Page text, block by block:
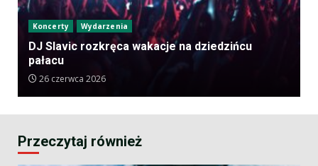
Koncerty Wydarzenia
DJ Slavic rozkręca wakacje na dziedzińcu
pałacu
26 czerwca 2026
Przeczytaj również